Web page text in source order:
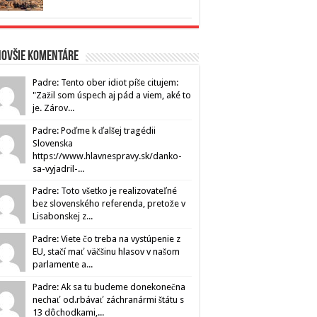
komentáre
Padre: Tento ober idiot píše citujem:
"Zažil som úspech aj pád a viem, aké to
je. Zárov...
Padre: Poďme k ďalšej tragédii
Slovenska
https://www.hlavnespravy.sk/danko-
sa-vyjadril-...
Padre: Toto všetko je realizovateľné
bez slovenského referenda, pretože v
Lisabonskej z...
Padre: Viete čo treba na vystúpenie z
EU, stačí mať väčšinu hlasov v našom
parlamente a...
Padre: Ak sa tu budeme donekonečna
nechať od.rbávať záchranármi štátu s
13 dôchodkami,...